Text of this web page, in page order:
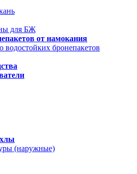
для БЖ
от намокания
водостойких бронепакетов
(наружные)